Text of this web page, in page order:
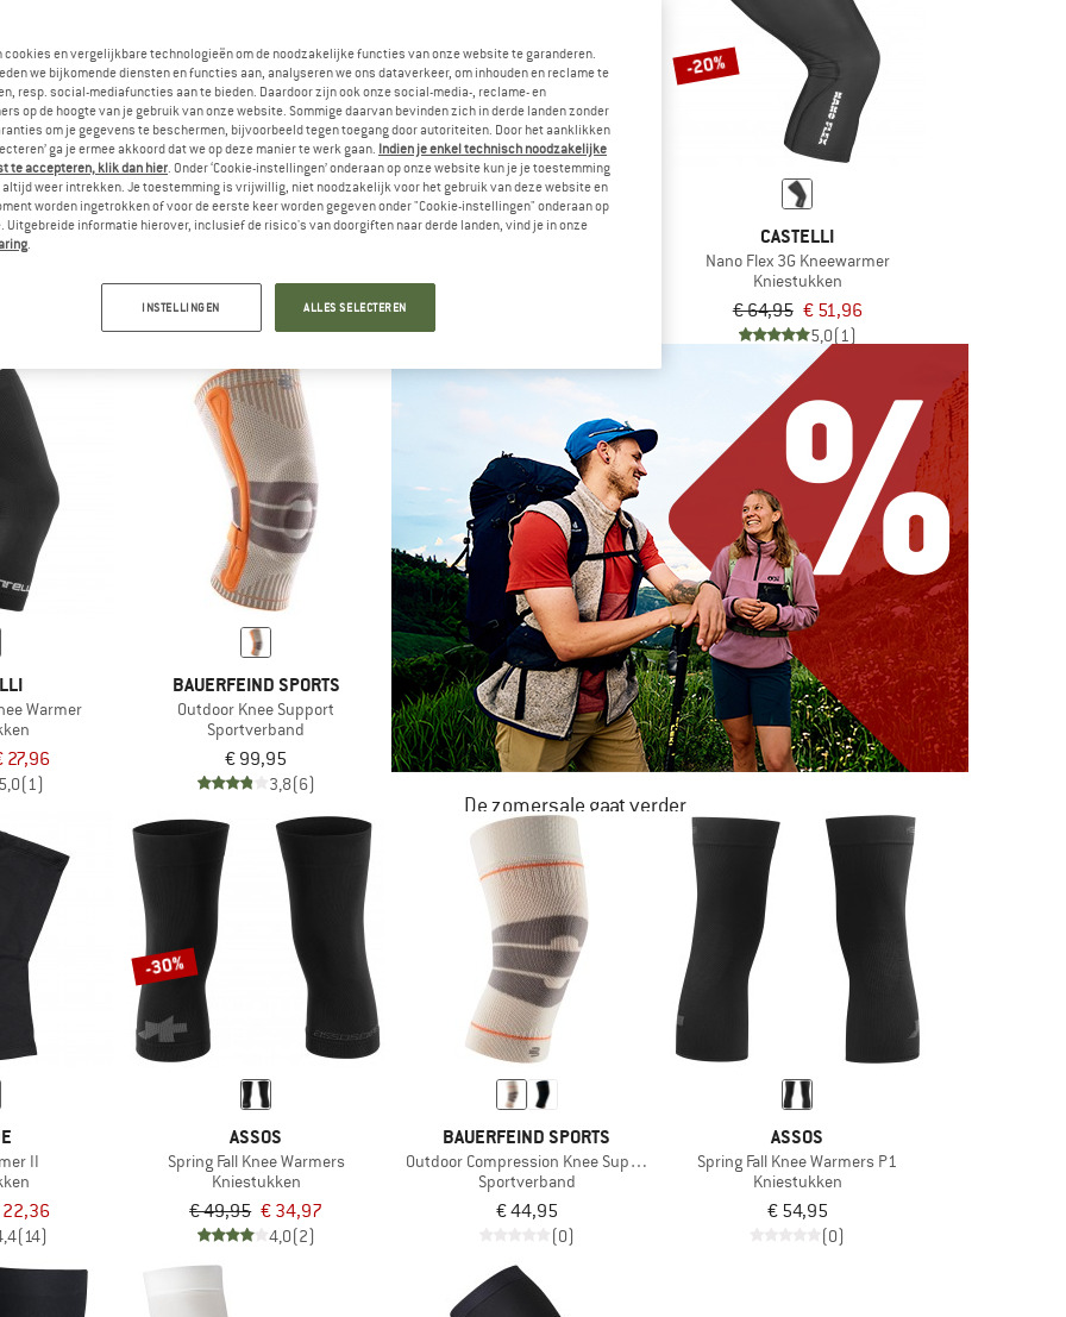
SPORTS BAUERFEIND SPORTS
Sportverband
4,8(8)
-40%
SPORTFUL
-20%
CASTELLI
Nano Flex 3G Kneewarmer
Kniestukken
€ 64,95 € 51,96
5,0(1)
Warmer
27,96
5,0(1)
BAUERFEIND SPORTS
Outdoor Knee Support
Sportverband
€ 99,95
3,8(6)
De zomersale gaat verder
NU TOT MAAR LIEFST -50%
NAAR DE SALE
II
(14)
-30%
ASSOS
Spring Fall Knee Warmers
Kniestukken
€ 49,95 € 34,97
4,0(2)
BAUERFEIND SPORTS
Outdoor Compression Knee Support
Sportverband
€ 44,95
(0)
ASSOS
Spring Fall Knee Warmers P1
Kniestukken
€ 54,95
(0)
cookies en vergelijkbare technologieën om de noodzakelijke functies van onze website te garanderen.
we bijkomende diensten en functies aan, analyseren we ons dataverkeer, om inhouden en reclame te
resp. social-mediafuncties aan te bieden. Daardoor zijn ook onze social-media-, reclame- en
op de hoogte van je gebruik van onze website. Sommige daarvan bevinden zich in derde landen zonder
om je gegevens te beschermen, bijvoorbeeld tegen toegang door autoriteiten. Door het aanklikken
ga je ermee akkoord dat we op deze manier te werk gaan. Indien je enkel technisch noodzakelijke
te accepteren, klik dan hier . Onder ‘Cookie-instellingen’ onderaan op onze website kun je je toestemming
altijd weer intrekken. Je toestemming is vrijwillig, niet noodzakelijk voor het gebruik van deze website en
worden ingetrokken of voor de eerste keer worden gegeven onder "Cookie-instellingen" onderaan op
Uitgebreide informatie hierover, inclusief de risico's van doorgiften naar derde landen, vind je in onze
INSTELLINGEN ALLES SELECTEREN